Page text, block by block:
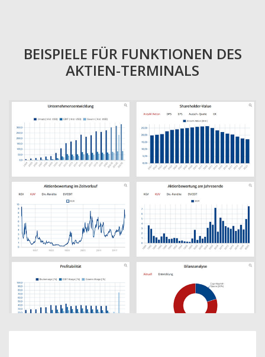
BEISPIELE FÜR FUNKTIONEN DES
AKTIEN-TERMINALS